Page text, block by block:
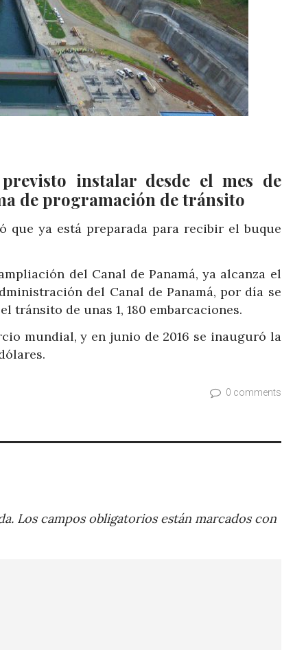
instalar desde el mes de
de programación de tránsito
que ya está preparada para recibir el buque
del Canal de Panamá, ya alcanza el
del Canal de Panamá, por día se
tránsito de unas 1, 180 embarcaciones.
mundial, y en junio de 2016 se inauguró la
0 comments
Los campos obligatorios están marcados con